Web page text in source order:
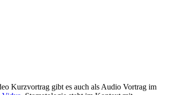
Kurzvortrag gibt es auch als Audio Vortrag im